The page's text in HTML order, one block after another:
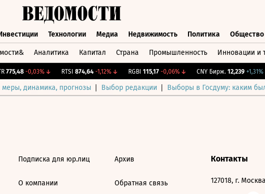
Технологии Медиа Недвижимость Политика Общество
Аналитика Капитал Страна Промышленность Инновации и
775,48 -0,03%↓ RTSI 874,64 -1,12%↓ RGBI 115,17 -0,06%↓ CNY Бирж. 12,239 +1,31%
динамика, прогнозы Выбор редакции Выборы в Госдуму: каким
Подписка для юр.лиц
О компании
Архив
Обратная связь
Контакты
127018, г.